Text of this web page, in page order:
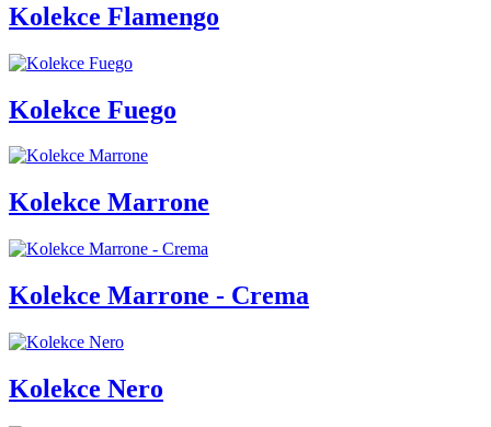
Kolekce Flamengo
Kolekce Fuego
Kolekce Marrone
Kolekce Marrone - Crema
Kolekce Nero